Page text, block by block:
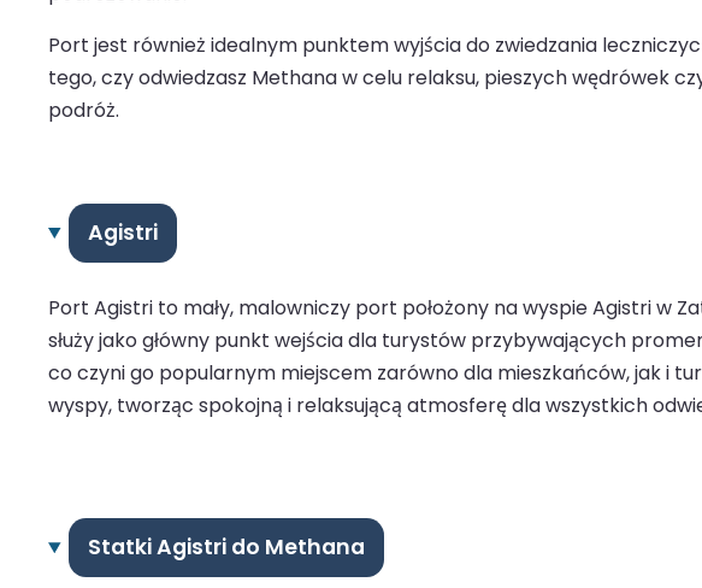
Port jest również idealnym punktem wyjścia do zwiedzania
tego, czy odwiedzasz Methana w celu relaksu, pieszych wędrówek
podróż.
Agistri
Port Agistri to mały, malowniczy port położony na wyspie Agistri w
służy jako główny punkt wejścia dla turystów przybywających
co czyni go popularnym miejscem zarówno dla mieszkańców, jak i
wyspy, tworząc spokojną i relaksującą atmosferę dla wszystkich
Statki Agistri do Methana